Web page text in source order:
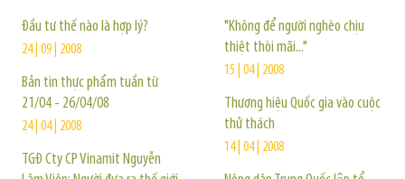
Đầu tư thế nào là hợp lý?
24 | 09 | 2008
Bản tin thực phẩm tuần từ
21/04 - 26/04/08
24 | 04 | 2008
TGĐ Cty CP Vinamit Nguyễn
"Không để người nghèo chịu
thiệt thòi mãi..."
15 | 04 | 2008
Thương hiệu Quốc gia vào cuộc
thử thách
14 | 04 | 2008